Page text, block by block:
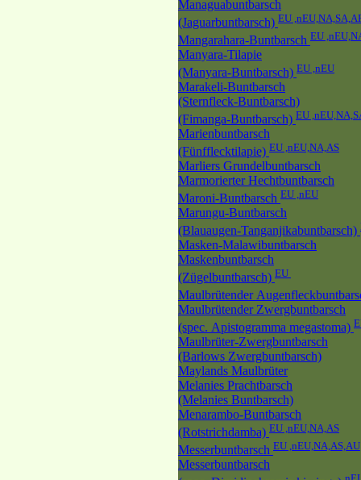
Managuabuntbarsch
(Jaguarbuntbarsch) EU
Mangarahara-Buntbarsch EU
Manyara-Tilapie
(Manyara-Buntbarsch) EU ,nEU
Marakeli-Buntbarsch
(Sternfleck-Buntbarsch)
(Fimanga-Buntbarsch) EU
Marienbuntbarsch
(Fünfflecktilapie) EU ,nEU,NA,AS
Marliers Grundelbuntbarsch
Marmorierter Hechtbuntbarsch
Maroni-Buntbarsch EU ,nEU
Marungu-Buntbarsch
(Blauaugen-Tanganjikabuntbarsch)
Masken-Malawibuntbarsch
Maskenbuntbarsch
(Zügelbuntbarsch) EU
Maulbrütender
Maulbrütender Zwergbuntbarsch
(spec. Apistogramma megastoma)
Maulbrüter-Zwergbuntbarsch
(Barlows Zwergbuntbarsch)
Maylands Maulbrüter
Melanies Prachtbarsch
(Melanies Buntbarsch)
Menarambo-Buntbarsch
(Rotstrichdamba) EU ,nEU,NA,AS
Messerbuntbarsch EU ,nEU,NA,AS,AU
Messerbuntbarsch